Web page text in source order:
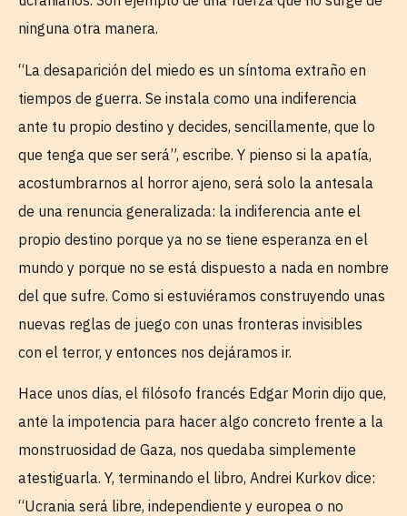
ninguna otra manera.
“La desaparición del miedo es un síntoma extraño en
tiempos de guerra. Se instala como una indiferencia
ante tu propio destino y decides, sencillamente, que lo
que tenga que ser será”, escribe. Y pienso si la apatía,
acostumbrarnos al horror ajeno, será solo la antesala
de una renuncia generalizada: la indiferencia ante el
propio destino porque ya no se tiene esperanza en el
mundo y porque no se está dispuesto a nada en nombre
del que sufre. Como si estuviéramos construyendo unas
nuevas reglas de juego con unas fronteras invisibles
con el terror, y entonces nos dejáramos ir.
Hace unos días, el filósofo francés Edgar Morin dijo que,
ante la impotencia para hacer algo concreto frente a la
monstruosidad de Gaza, nos quedaba simplemente
atestiguarla. Y, terminando el libro, Andrei Kurkov dice:
“Ucrania será libre, independiente y europea o no